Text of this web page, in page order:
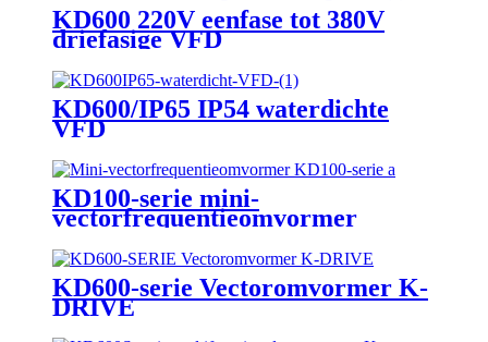
KD600 220V eenfase tot 380V
driefasige VFD
KD600/IP65 IP54 waterdichte
VFD
KD100-serie mini-
vectorfrequentieomvormer
KD600-serie Vectoromvormer K-
DRIVE